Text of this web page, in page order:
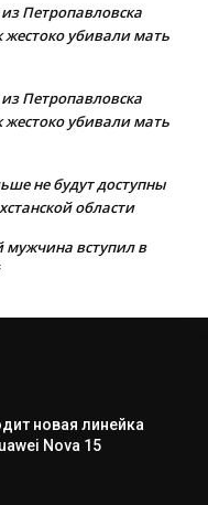
Петропавловска
жестоко убивали мать
Петропавловска
жестоко убивали мать
не будут доступны
области
мужчина вступил в
новая линейка
Nova 15